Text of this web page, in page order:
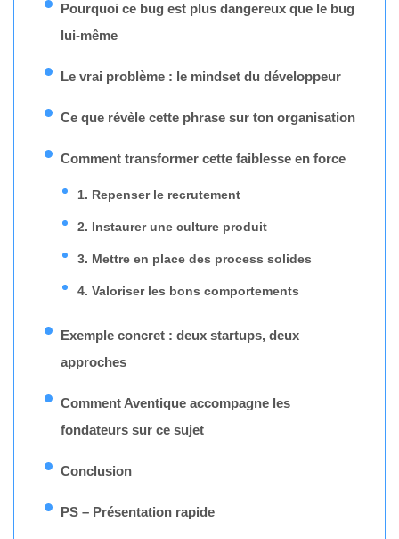
Pourquoi ce bug est plus dangereux que le bug
lui-même
Le vrai problème : le mindset du développeur
Ce que révèle cette phrase sur ton organisation
Comment transformer cette faiblesse en force
1. Repenser le recrutement
2. Instaurer une culture produit
3. Mettre en place des process solides
4. Valoriser les bons comportements
Exemple concret : deux startups, deux
approches
Comment Aventique accompagne les
fondateurs sur ce sujet
Conclusion
PS – Présentation rapide